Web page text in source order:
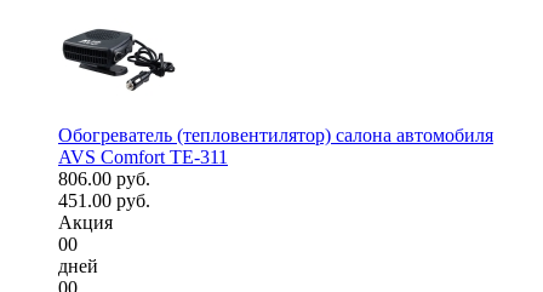
Обогреватель (тепловентилятор) салона автомобиля
AVS Comfort TE-311
806.00 руб.
451.00 руб.
Акция
00
дней